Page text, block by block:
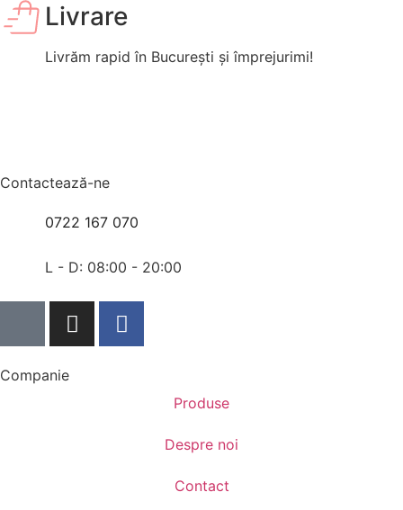
Livrare
Livrăm rapid în București și împrejurimi!
Contactează-ne
0722 167 070
L - D: 08:00 - 20:00
Companie
Produse
Despre noi
Contact